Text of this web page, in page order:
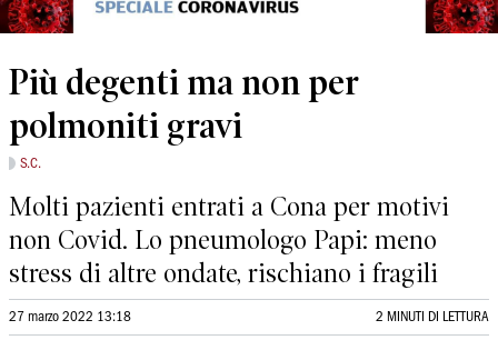
Più degenti ma non per
polmoniti gravi
S.C.
Molti pazienti entrati a Cona per motivi
non Covid. Lo pneumologo Papi: meno
stress di altre ondate, rischiano i fragili
27 marzo 2022 13:18 2 MINUTI DI LETTURA